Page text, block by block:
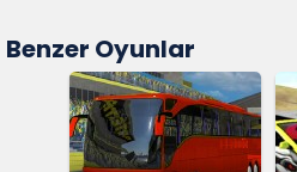
Benzer Oyunlar